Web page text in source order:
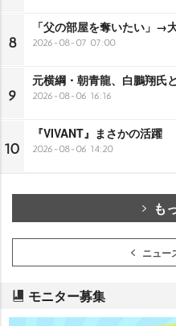
8
「父の部屋を奪いたい」→
2026-08-07 07:00
9
元横綱・朝青龍、白鵬翔氏
2026-08-06 16:16
10
『VIVANT』まさかの活躍
2026-08-06 14:20
も
ニュー
モニター募集